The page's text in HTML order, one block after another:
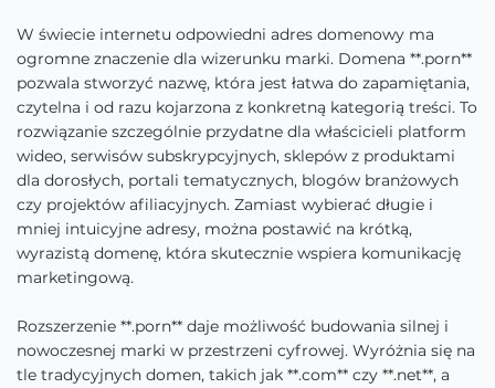
W świecie internetu odpowiedni adres domenowy ma
ogromne znaczenie dla wizerunku marki. Domena **.porn**
pozwala stworzyć nazwę, która jest łatwa do zapamiętania,
czytelna i od razu kojarzona z konkretną kategorią treści. To
rozwiązanie szczególnie przydatne dla właścicieli platform
wideo, serwisów subskrypcyjnych, sklepów z produktami
dla dorosłych, portali tematycznych, blogów branżowych
czy projektów afiliacyjnych. Zamiast wybierać długie i
mniej intuicyjne adresy, można postawić na krótką,
wyrazistą domenę, która skutecznie wspiera komunikację
marketingową.
Rozszerzenie **.porn** daje możliwość budowania silnej i
nowoczesnej marki w przestrzeni cyfrowej. Wyróżnia się na
tle tradycyjnych domen, takich jak **.com** czy **.net**, a